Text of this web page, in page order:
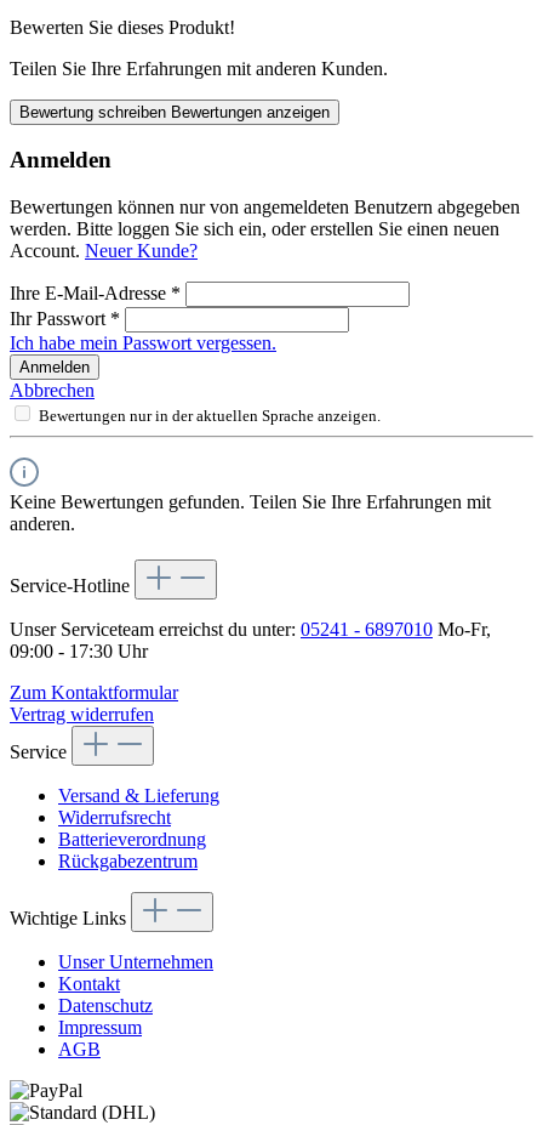
Bewerten Sie dieses Produkt!
Teilen Sie Ihre Erfahrungen mit anderen Kunden.
Bewertung schreiben Bewertungen anzeigen
Anmelden
Bewertungen können nur von angemeldeten Benutzern abgegeben
werden. Bitte loggen Sie sich ein, oder erstellen Sie einen neuen
Account. Neuer Kunde?
Ihre E-Mail-Adresse *
Ihr Passwort *
Ich habe mein Passwort vergessen.
Anmelden
Abbrechen
Bewertungen nur in der aktuellen Sprache anzeigen.
Keine Bewertungen gefunden. Teilen Sie Ihre Erfahrungen mit
anderen.
Service-Hotline
Unser Serviceteam erreichst du unter: 05241 - 6897010 Mo-Fr,
09:00 - 17:30 Uhr
Zum Kontaktformular
Vertrag widerrufen
Service
Versand & Lieferung
Widerrufsrecht
Batterieverordnung
Rückgabezentrum
Wichtige Links
Unser Unternehmen
Kontakt
Datenschutz
Impressum
AGB